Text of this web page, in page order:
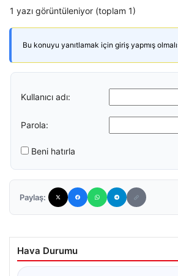
1 yazı görüntüleniyor (toplam 1)
Bu konuyu yanıtlamak için giriş yapmış
Kullanıcı adı:
Parola:
Beni hatırla
Paylaş:
Hava Durumu